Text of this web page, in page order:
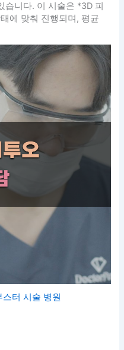
습니다. 이 시술은 *3D 피
에 맞춰 진행되며, 평균
터 시술 병원